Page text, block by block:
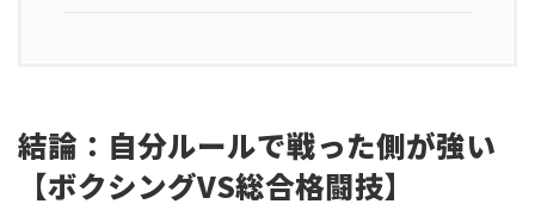
結論：自分ルールで戦った側が強い
【ボクシングVS総合格闘技】